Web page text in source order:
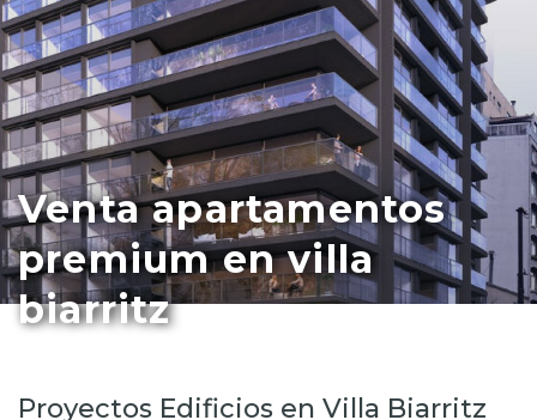
Venta apartamentos
premium en villa
biarritz
Proyectos Edificios en Villa Biarritz